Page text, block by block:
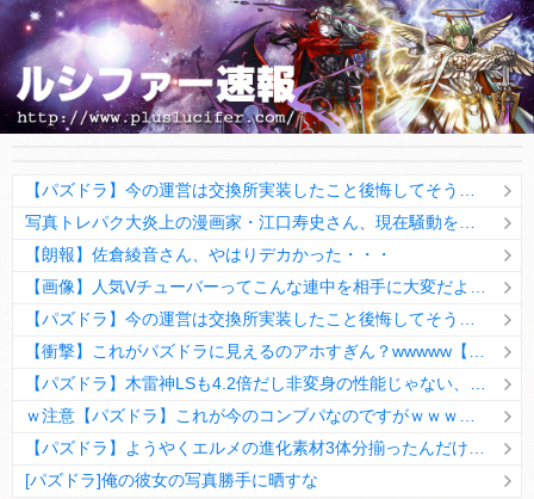
【朗報】佐倉綾音さん、やはりデカかった・・・
[パズドラ]俺の彼女の写真勝手に晒すな